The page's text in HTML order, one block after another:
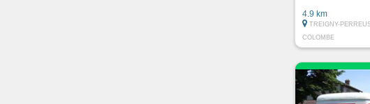
4.9 km
TREIGNY-
COLOMBE